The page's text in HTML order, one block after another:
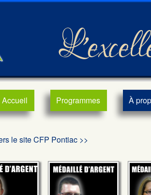
Accueil Programmes À
le site CFP Pontiac >>